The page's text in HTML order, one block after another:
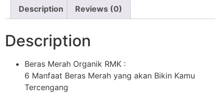
Description Reviews (0)
Description
Beras Merah Organik RMK :
6 Manfaat Beras Merah yang akan Bikin Kamu
Tercengang